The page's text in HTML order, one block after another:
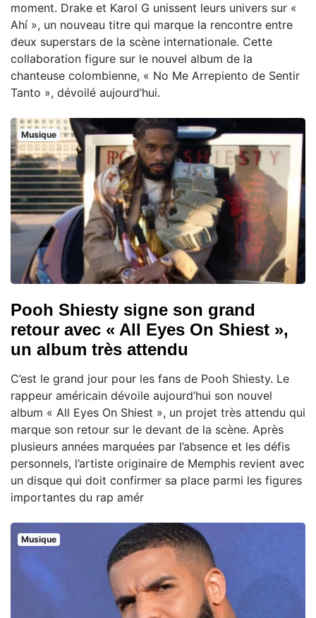
moment. Drake et Karol G unissent leurs univers sur «
Ahí », un nouveau titre qui marque la rencontre entre
deux superstars de la scène internationale. Cette
collaboration figure sur le nouvel album de la
chanteuse colombienne, « No Me Arrepiento de Sentir
Tanto », dévoilé aujourd’hui.
Musique
Pooh Shiesty signe son grand
retour avec « All Eyes On Shiest »,
un album très attendu
C’est le grand jour pour les fans de Pooh Shiesty. Le
rappeur américain dévoile aujourd’hui son nouvel
album « All Eyes On Shiest », un projet très attendu qui
marque son retour sur le devant de la scène. Après
plusieurs années marquées par l’absence et les défis
personnels, l’artiste originaire de Memphis revient avec
un disque qui doit confirmer sa place parmi les figures
importantes du rap amér
Musique